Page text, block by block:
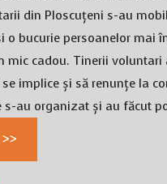
din Ploscuțeni s-au
o bucurie persoanelor mai
mic cadou. Tinerii voluntari
implice și să renunțe la
s-au organizat și au făcut